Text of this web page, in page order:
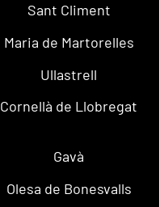
Sant Climent
Maria de Martorelles
Ullastrell
Cornellà de Llobregat
Gavà
Olesa de Bonesvalls